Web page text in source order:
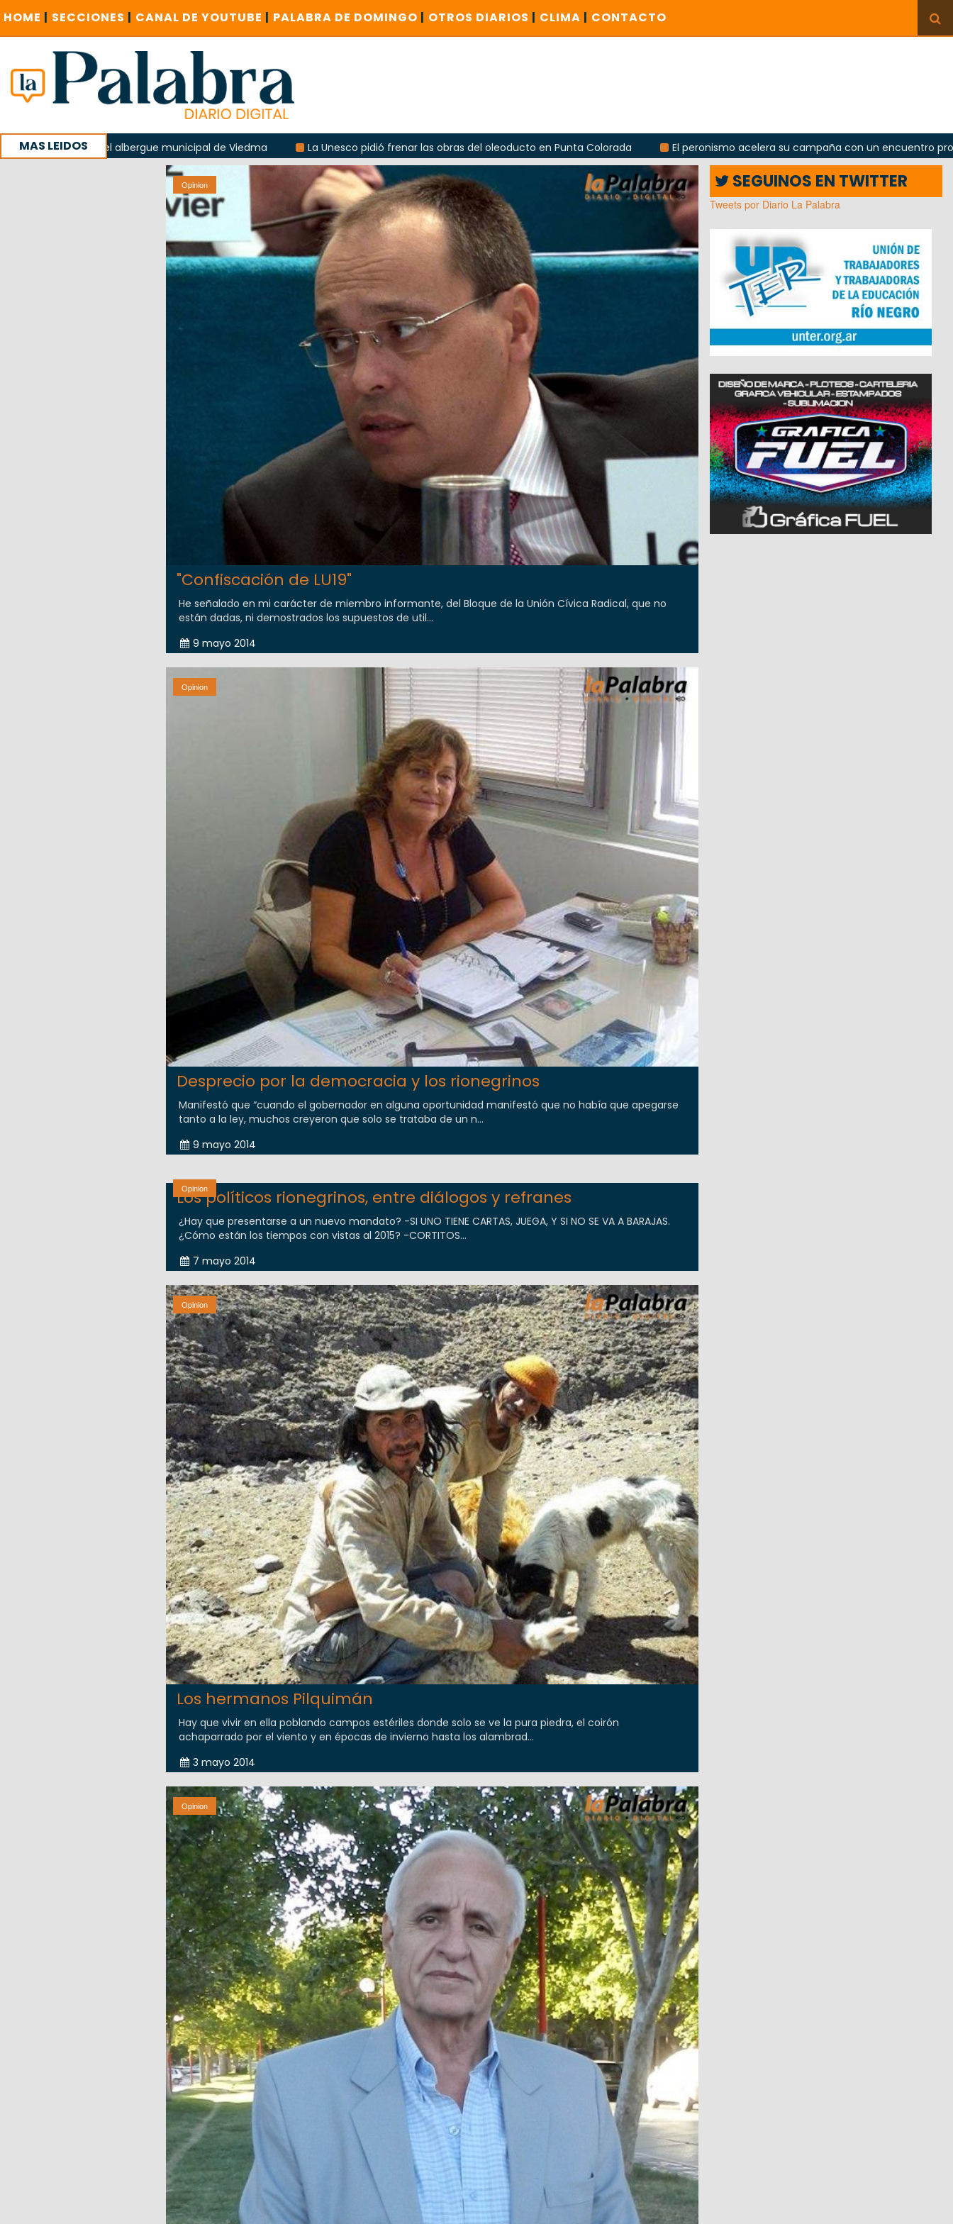
HOME | SECCIONES | CANAL DE YOUTUBE | PALABRA DE DOMINGO | OTROS DIARIOS | CLIMA | CONTACTO
MAS LEIDOS
del albergue municipal de Viedma La Unesco pidió frenar las obras del oleoducto en Punta Colorada
El peronismo acelera su campaña con un encuentro provincial en Roca
contratación de baños de la Feria
Opinion
"Confiscación de LU19"
He señalado en mi carácter de miembro informante, del Bloque de la Unión Cívica Radical, que no
están dadas, ni demostrados los supuestos de util...
9 mayo 2014
Opinion
Desprecio por la democracia y los rionegrinos
Manifestó que “cuando el gobernador en alguna oportunidad manifestó que no había que apegarse
tanto a la ley, muchos creyeron que solo se trataba de un n...
9 mayo 2014
Opinion
Los políticos rionegrinos, entre diálogos y refranes
¿Hay que presentarse a un nuevo mandato? -SI UNO TIENE CARTAS, JUEGA, Y SI NO SE VA A BARAJAS.
¿Cómo están los tiempos con vistas al 2015? -CORTITOS...
7 mayo 2014
Opinion
Los hermanos Pilquimán
Hay que vivir en ella poblando campos estériles donde solo se ve la pura piedra, el coirón
achaparrado por el viento y en épocas de invierno hasta los alambrad...
3 mayo 2014
Opinion
SEGUINOS EN TWITTER
Tweets por Diario La Palabra